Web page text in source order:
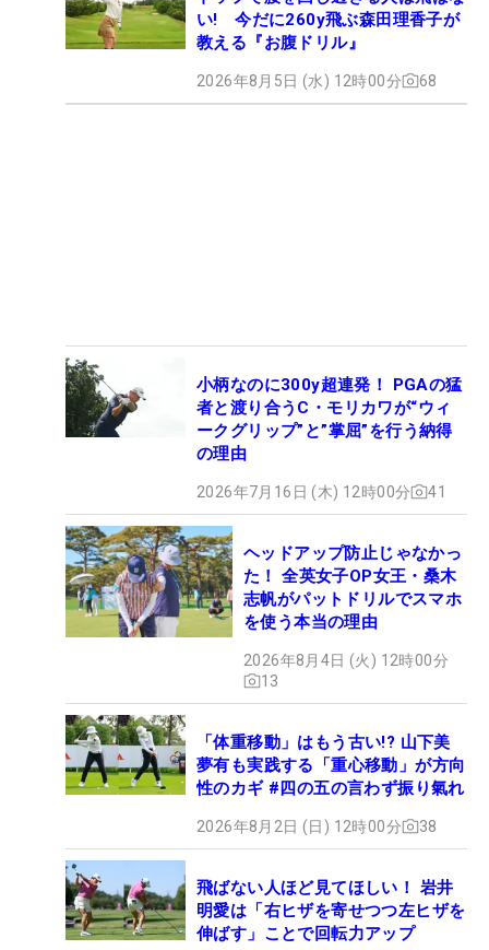
い! 今だに260y飛ぶ森田理香子が
教える『お腹ドリル』
2026年8月5日 (水) 12時00分 68
小柄なのに300y超連発！ PGAの猛
者と渡り合うC・モリカワが“ウィ
ークグリップ”と”掌屈”を行う納得
の理由
2026年7月16日 (木) 12時00分 41
ヘッドアップ防止じゃなかっ
た！ 全英女子OP女王・桑木
志帆がパットドリルでスマホ
を使う本当の理由
2026年8月4日 (火) 12時00分
13
「体重移動」はもう古い!? 山下美
夢有も実践する「重心移動」が方向
性のカギ #四の五の言わず振り氣れ
2026年8月2日 (日) 12時00分 38
飛ばない人ほど見てほしい！ 岩井
明愛は「右ヒザを寄せつつ左ヒザを
伸ばす」ことで回転力アップ